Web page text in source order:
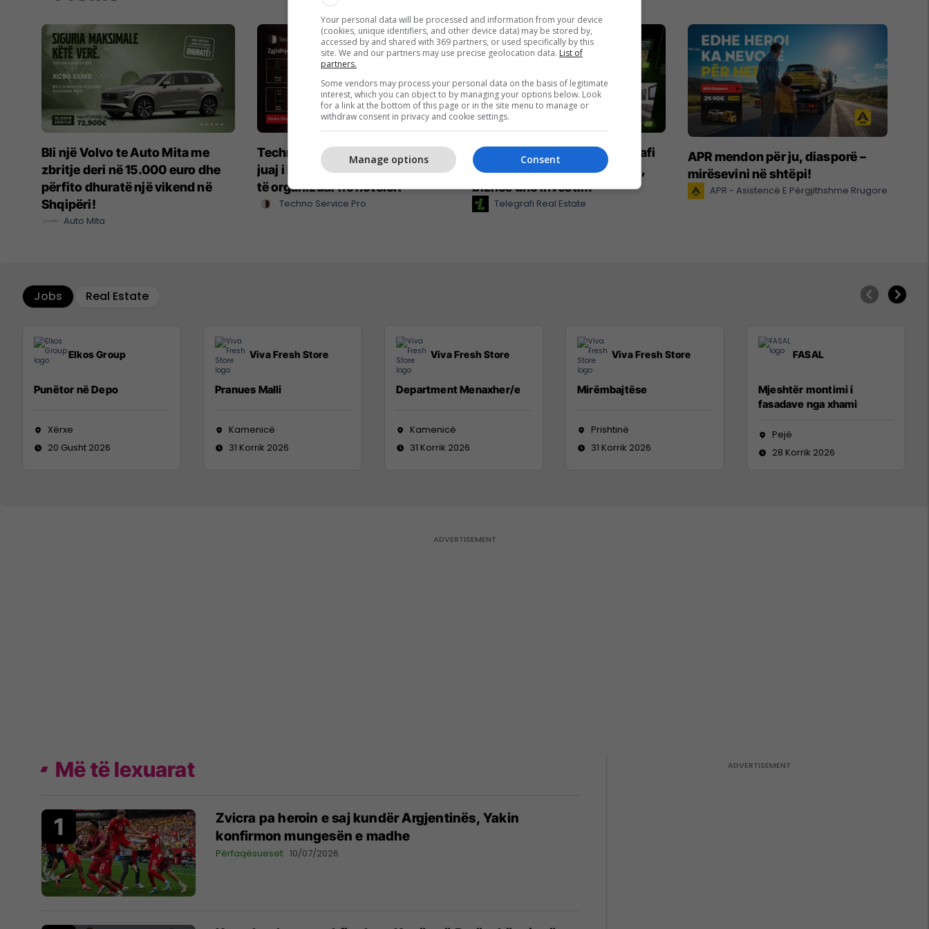
Bli një Volvo te Auto Mita me
zbritje deri në 15.000 euro dhe
përfito dhuratë një vikend në
Shqipëri!
Auto Mita
Techno Service Pro – partneri
juaj i besueshëm për teknologji
të organizuar në hoteleri
Techno Service Pro
Përzgjedhja javore në Telegrafi
Real Estate: prona për banim,
biznes dhe investim
Telegrafi Real Estate
APR mendon për ju, diasporë –
mirësevini në shtëpi!
APR - Asistencë E Përgjithshme Rrugore
Jobs Real Estate
Elkos Group
Punëtor në Depo
Xërxe
20 Gusht 2026
Viva Fresh Store
Pranues Malli
Kamenicë
31 Korrik 2026
Viva Fresh Store
Department Menaxher/e
Kamenicë
31 Korrik 2026
Viva Fresh Store
Mirëmbajtëse
Prishtinë
31 Korrik 2026
FASAL
Mjeshtër montimi i
fasadave nga xhami
Pejë
28 Korrik 2026
Më të lexuarat
Zvicra pa heroin e saj kundër Argjentinës, Yakin
konfirmon mungesën e madhe
Përfaqësueset 10/07/2026
Your personal data will be processed and information from your device
(cookies, unique identifiers, and other device data) may be stored by,
accessed by and shared with 369 partners, or used specifically by this
site. We and our partners may use precise geolocation data. List of
partners.
Some vendors may process your personal data on the basis of legitimate
interest, which you can object to by managing your options below. Look
for a link at the bottom of this page or in the site menu to manage or
withdraw consent in privacy and cookie settings.
Consent
Manage options